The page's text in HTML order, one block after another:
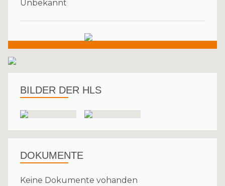
Unbekannt
BILDER DER HLS
DOKUMENTE
Keine Dokumente vohanden